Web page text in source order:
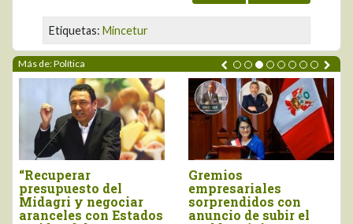
Etiquetas: Mincetur
Más de: Política
ADEX saluda
anuncios de
presidenta Keiko
Fujimori
Marco Vinelli
juramentó como
titular del Midagri